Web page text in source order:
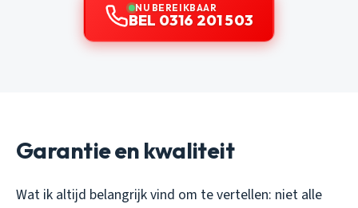
NU BEREIKBAAR
BEL 0316 201 503
Garantie en kwaliteit
Wat ik altijd belangrijk vind om te vertellen: niet alle